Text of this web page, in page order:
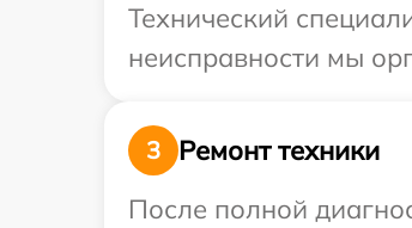
Технический
неисправности мы
3
Ремонт техники
После полной